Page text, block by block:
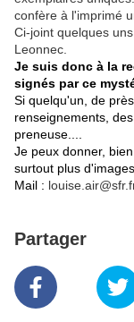
confère à l'imprimé
Ci-joint quelques
Leonnec.
Je suis donc à la
signés par ce
Si quelqu'un, de
renseignements,
preneuse....
Je peux donner,
surtout plus
Mail :
Partager